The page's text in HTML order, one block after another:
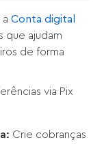
aConta digital
que ajudam
de forma
via Pix
Crie cobranças